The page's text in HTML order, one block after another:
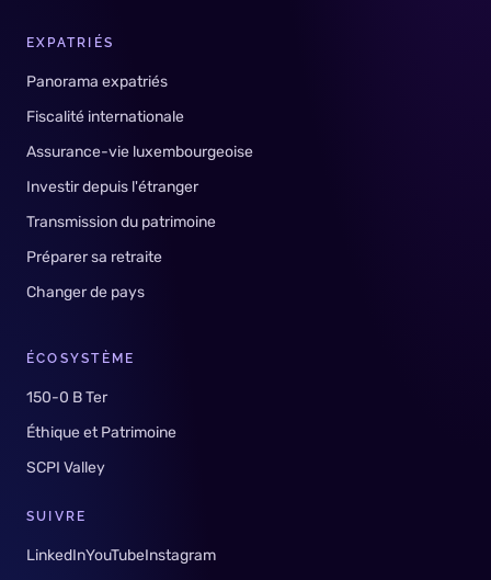
EXPATRIÉS
Panorama expatriés
Fiscalité internationale
Assurance-vie luxembourgeoise
Investir depuis l'étranger
Transmission du patrimoine
Préparer sa retraite
Changer de pays
ÉCOSYSTÈME
150-0 B Ter
Éthique et Patrimoine
SCPI Valley
SUIVRE
LinkedInYouTubeInstagram